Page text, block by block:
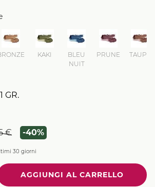
KAKI
BLEU
NUIT
PRUNE TAUPE
1 GR.
€ -40%
30 giorni